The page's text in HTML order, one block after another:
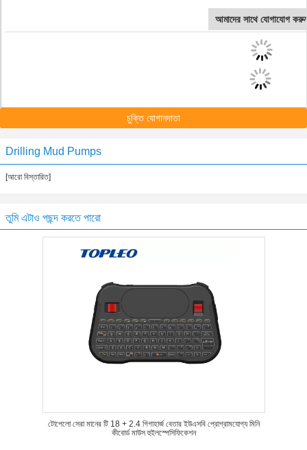
আমাদের সাথে যোগাযোগ করুন
চুক্তি যোগানদাতা
Drilling Mud Pumps
[আরো বিস্তারিত]
তুমি এটাও পছন্দ করতে পারো
টোপেলো সেরা মানের টি 18 + 2.4 গিগাহার্জ বেতার ইউএসবি প্রোগ্রামযোগ্য মিনি
কীবোর্ড মাউস হুইলস্পেসিফিকেশন